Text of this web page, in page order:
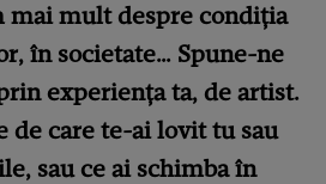
mai mult despre condiția
în societate… Spune-ne
experiența ta, de artist.
de care te-ai lovit tu sau
sau ce ai schimba în